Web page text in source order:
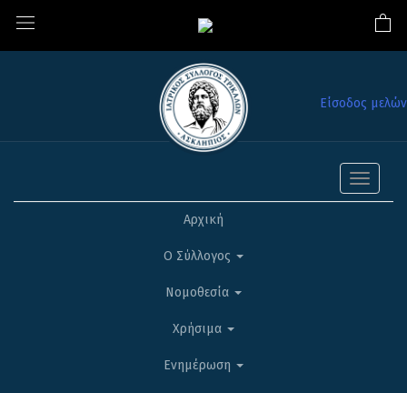
Είσοδος μελών
Toggle
Αρχική
Ο Σύλλογος
Νομοθεσία
Χρήσιμα
Ενημέρωση